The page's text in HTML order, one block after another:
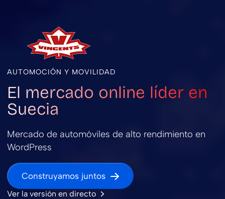
AUTOMOCIÓN Y MOVILIDAD
El mercado online líder en
Suecia
Mercado de automóviles de alto rendimiento en
WordPress
Construyamos juntos
Ver la versión en directo